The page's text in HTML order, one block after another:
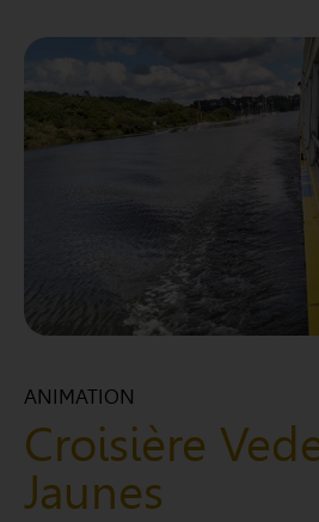
ANIMATION
Croisière
Jaunes